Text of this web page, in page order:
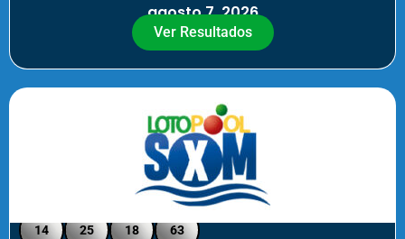
agosto 7, 2026
Ver Resultados
Loto Pool SXM Noche
14 25 18 63